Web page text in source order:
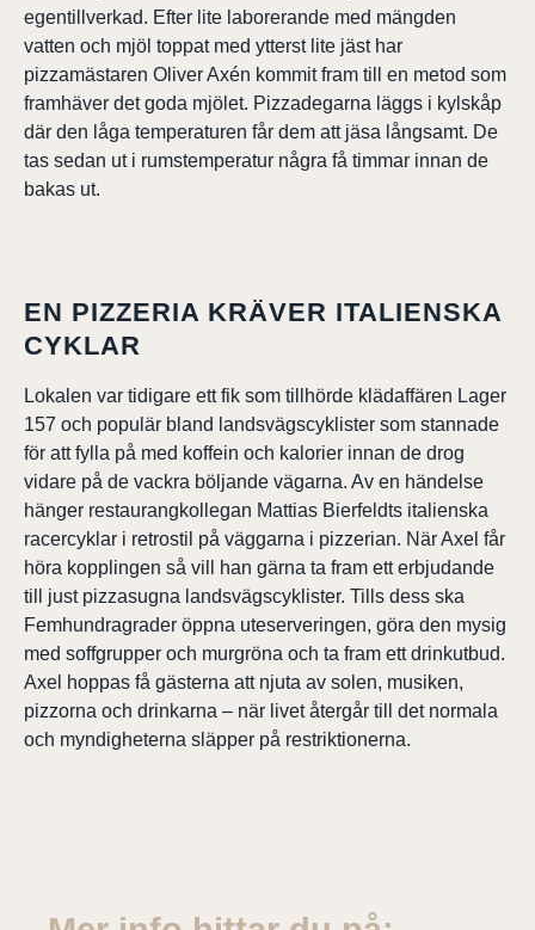
egentillverkad. Efter lite laborerande med mängden
vatten och mjöl toppat med ytterst lite jäst har
pizzamästaren Oliver Axén kommit fram till en metod som
framhäver det goda mjölet. Pizzadegarna läggs i kylskåp
där den låga temperaturen får dem att jäsa långsamt. De
tas sedan ut i rumstemperatur några få timmar innan de
bakas ut.
EN PIZZERIA KRÄVER ITALIENSKA
CYKLAR
Lokalen var tidigare ett fik som tillhörde klädaffären Lager
157 och populär bland landsvägscyklister som stannade
för att fylla på med koffein och kalorier innan de drog
vidare på de vackra böljande vägarna. Av en händelse
hänger restaurangkollegan Mattias Bierfeldts italienska
racercyklar i retrostil på väggarna i pizzerian. När Axel får
höra kopplingen så vill han gärna ta fram ett erbjudande
till just pizzasugna landsvägscyklister. Tills dess ska
Femhundragrader öppna uteserveringen, göra den mysig
med soffgrupper och murgröna och ta fram ett drinkutbud.
Axel hoppas få gästerna att njuta av solen, musiken,
pizzorna och drinkarna – när livet återgår till det normala
och myndigheterna släpper på restriktionerna.